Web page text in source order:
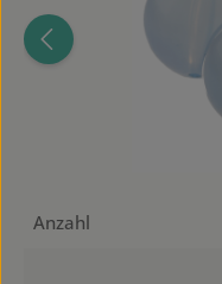
Anzahl